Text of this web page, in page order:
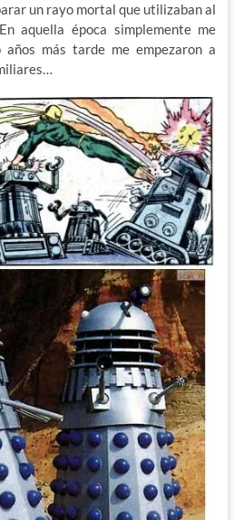
un rayo mortal que utilizaban al
aquella época simplemente me
años más tarde me empezaron a